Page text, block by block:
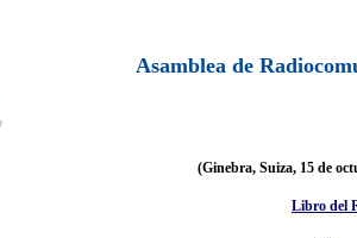
Asamblea de
(Ginebra, Suiza, 15 de
Libro del